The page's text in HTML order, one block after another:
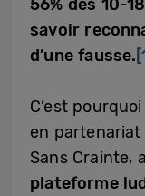
56% des 10-
savoir
d’une fausse.
C’est
en partenariat
Sans Crainte,
plateforme